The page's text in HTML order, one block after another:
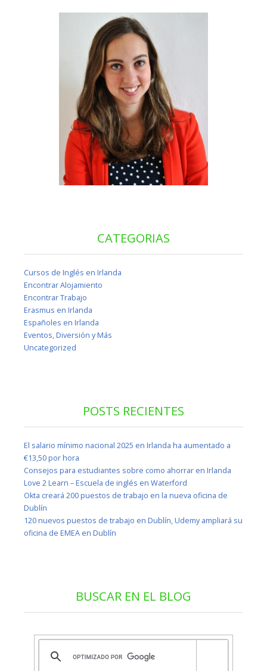
CATEGORIAS
Cursos de Inglés en Irlanda
Encontrar Alojamiento
Encontrar Trabajo
Erasmus en Irlanda
Españoles en Irlanda
Eventos, Diversión y Más
Uncategorized
POSTS RECIENTES
El salario mínimo nacional 2025 en Irlanda ha aumentado a
€13,50 por hora
Consejos para estudiantes sobre como ahorrar en Irlanda
Love 2 Learn – Escuela de inglés en Waterford
Okta creará 200 puestos de trabajo en la nueva oficina de
Dublín
120 nuevos puestos de trabajo en Dublín, Udemy ampliará su
oficina de EMEA en Dublín
BUSCAR EN EL BLOG